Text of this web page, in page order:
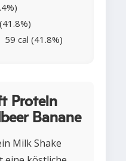
59 cal (41.8%)
Protein
Banane
Milk Shake